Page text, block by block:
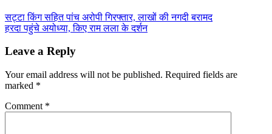
सट्टा किंग सहित पांच अरोपी गिरफ्तार, लाखों की नगदी बरामद
हरदा पहुंचे अयोध्या, किए राम लला के दर्शन
Leave a Reply
Your email address will not be published. Required fields are
marked *
Comment *